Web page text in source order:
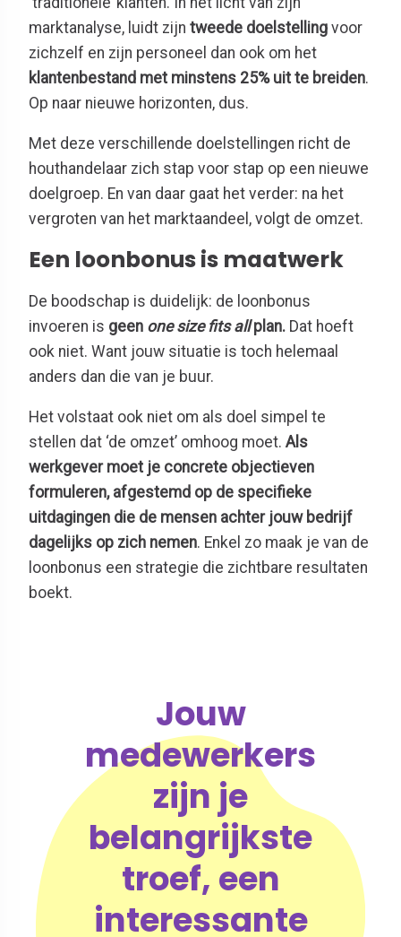
marktanalyse, luidt zijn tweede doelstelling voor
zichzelf en zijn personeel dan ook om het
klantenbestand met minstens 25% uit te breiden.
Op naar nieuwe horizonten, dus.
Met deze verschillende doelstellingen richt de
houthandelaar zich stap voor stap op een nieuwe
doelgroep. En van daar gaat het verder: na het
vergroten van het marktaandeel, volgt de omzet.
Een loonbonus is maatwerk
De boodschap is duidelijk: de loonbonus
invoeren is geen one size fits allplan. Dat hoeft
ook niet. Want jouw situatie is toch helemaal
anders dan die van je buur.
Het volstaat ook niet om als doel simpel te
stellen dat ‘de omzet’ omhoog moet. Als
werkgever moet je concrete objectieven
formuleren, afgestemd op de specifieke
uitdagingen die de mensen achter jouw bedrijf
dagelijks op zich nemen. Enkel zo maak je van de
loonbonus een strategie die zichtbare resultaten
boekt.
Jouw
medewerkers
zijn je
belangrijkste
troef, een
interessante